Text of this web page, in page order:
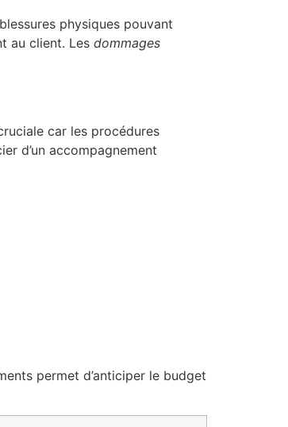
physiques pouvant
au client. Les dommages
car les procédures
d’un accompagnement
permet d’anticiper le budget